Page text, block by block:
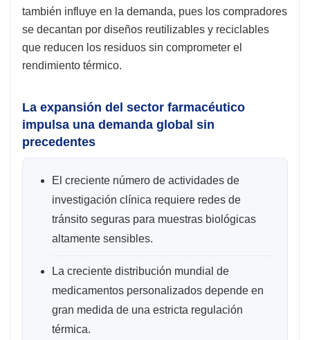
también influye en la demanda, pues los compradores
se decantan por diseños reutilizables y reciclables
que reducen los residuos sin comprometer el
rendimiento térmico.
La expansión del sector farmacéutico
impulsa una demanda global sin
precedentes
El creciente número de actividades de
investigación clínica requiere redes de
tránsito seguras para muestras biológicas
altamente sensibles.
La creciente distribución mundial de
medicamentos personalizados depende en
gran medida de una estricta regulación
térmica.